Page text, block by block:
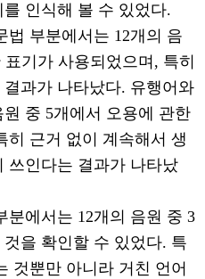
인식해 볼 수 있었다.
법 부분에서는 12개의 음
기가 사용되었으며 , 특히
과가 나타났다. 유행어와
원 중 5개에서 오용에 관한
히 근거 없이 계속해서 생
쓰인다는 결과가 나타났
분에서는 12개의 음원 중 3
을 확인할 수 있었다. 특
것뿐만 아니라 거친 언어